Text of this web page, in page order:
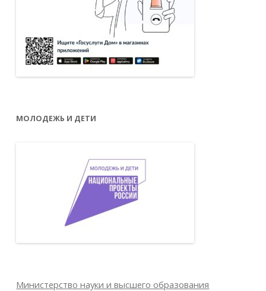
МОЛОДЕЖЬ И ДЕТИ
Министерство науки и высшего образования